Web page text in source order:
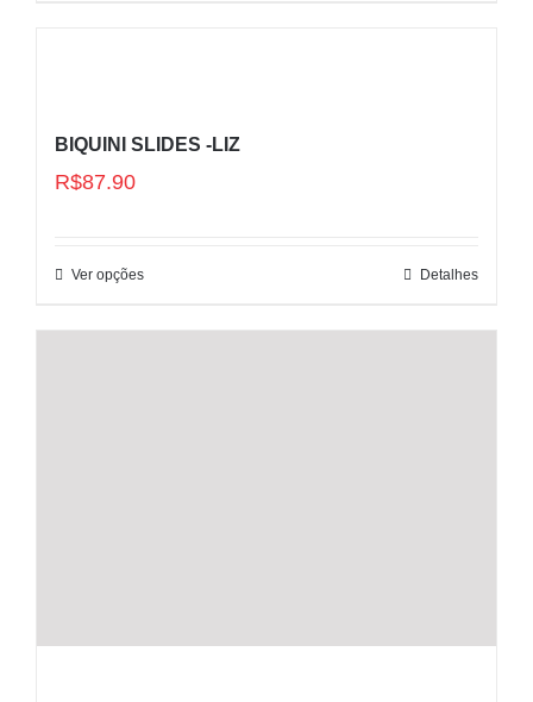
BIQUINI SLIDES -LIZ
R$87.90
Ver opções Detalhes